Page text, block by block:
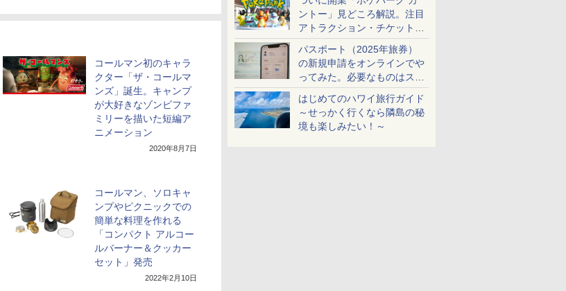
ントー」見どころ解説。注目
アトラクション・チケット手
配・来場前に必要な準備は？
パスポート（2025年旅券）
の新規申請をオンラインでや
ってみた。必要なものはスマ
ホとマイナカードのみ
はじめてのハワイ旅行ガイド
～せっかく行くなら隣島の秘
境も楽しみたい！～
コールマン初のキャラ
クター「ザ・コールマ
ンズ」誕生。キャンプ
が大好きなゾンビファ
ミリーを描いた短編ア
ニメーション
2020年8月7日
コールマン、ソロキャ
ンプやピクニックでの
簡単な料理を作れる
「コンパクト アルコー
ルバーナー＆クッカー
セット」発売
2022年2月10日